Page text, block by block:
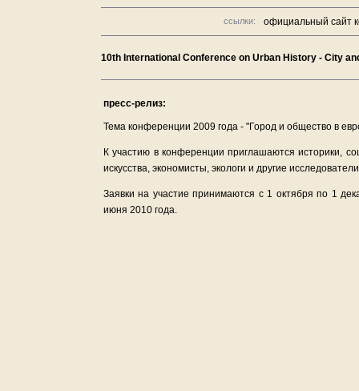
ссылки: официальный сайт
10th International Conference on Urban History - City
пресс-релиз:
Тема конференции 2009 года - "Город и общество в
К участию в конференции приглашаются историки,
искусства, экономисты, экологи и другие
Заявки на участие принимаются с 1 октября по 1
июня 2010 года.